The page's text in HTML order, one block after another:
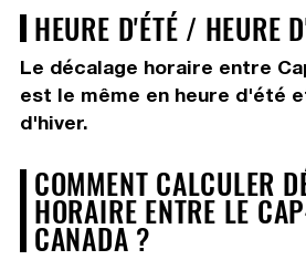
HEURE D'ÉTÉ / HEURE
Le décalage horaire entre
est le même en heure d'été
d'hiver.
COMMENT CALCULER
HORAIRE ENTRE LE
CANADA ?